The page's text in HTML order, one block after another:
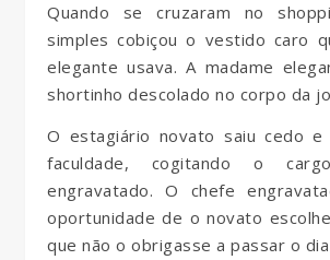
Quando se cruzaram no
simples cobiçou o vestido caro
elegante usava. A madame
shortinho descolado no corpo da
O estagiário novato saiu cedo
faculdade, cogitando o
engravatado. O chefe
oportunidade de o novato
que não o obrigasse a passar o